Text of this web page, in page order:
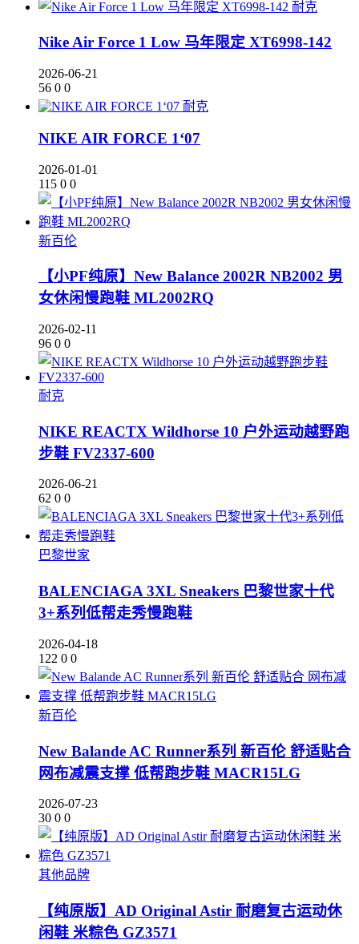
耐克
Nike Air Force 1 Low 马年限定 XT6998-142
2026-06-21
56 0 0
耐克
NIKE AIR FORCE 1‘07
2026-01-01
115 0 0
新百伦
【小PF纯原】New Balance 2002R NB2002 男
女休闲慢跑鞋 ML2002RQ
2026-02-11
96 0 0
耐克
NIKE REACTX Wildhorse 10 户外运动越野跑
步鞋 FV2337-600
2026-06-21
62 0 0
巴黎世家
BALENCIAGA 3XL Sneakers 巴黎世家十代
3+系列低帮走秀慢跑鞋
2026-04-18
122 0 0
新百伦
New Balande AC Runner系列 新百伦 舒适贴合
网布减震支撑 低帮跑步鞋 MACR15LG
2026-07-23
30 0 0
其他品牌
【纯原版】AD Original Astir 耐磨复古运动休
闲鞋 米粽色 GZ3571